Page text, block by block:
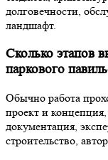
долговечности,
ландшафт.
Сколько этапов
паркового
Обычно работа
проект и
документация,
строительство,